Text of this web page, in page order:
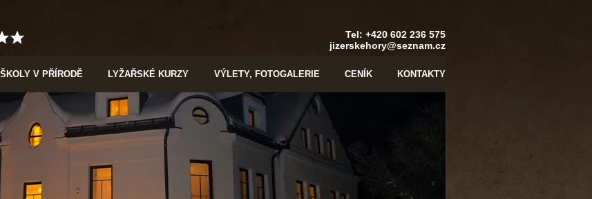
Tel: +420 602 236 575
jizerskehory@seznam.cz
V PŘÍRODĚ LYŽAŘSKÉ KURZY VÝLETY, FOTOGALERIE CENÍK KONTAKTY